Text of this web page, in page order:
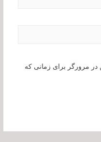
در مرورگر برای زمانی که